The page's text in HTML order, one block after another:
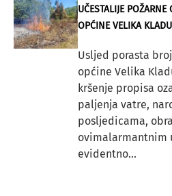
UČESTALIJE
OPĆINE VELIKA
Usljed porasta
općine Velika
kršenje propisa
paljenja vatre,
posljedicama,
ovimalarmantnim
evidentno...